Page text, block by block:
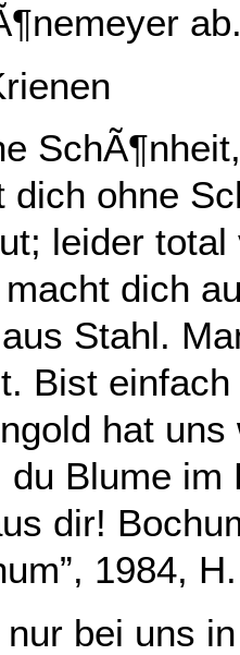
dich ohne
leider
dich
Stahl.
Bist
hat uns
du Blume im
dir!
1984,
bei uns